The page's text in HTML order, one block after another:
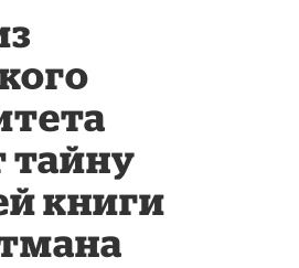
тайну
книги